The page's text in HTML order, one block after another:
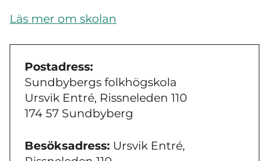
Läs mer om skolan
Postadress:
Sundbybergs folkhögskola
Ursvik Entré, Rissneleden 110
174 57 Sundbyberg
Besöksadress: Ursvik Entré,